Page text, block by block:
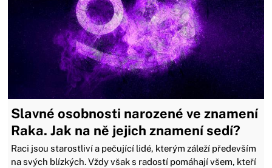
Slavné osobnosti narozené ve znamení
Raka. Jak na ně jejich znamení sedí?
Raci jsou starostliví a pečující lidé, kterým záleží především
na svých blízkých. Vždy však s radostí pomáhají všem, kteří